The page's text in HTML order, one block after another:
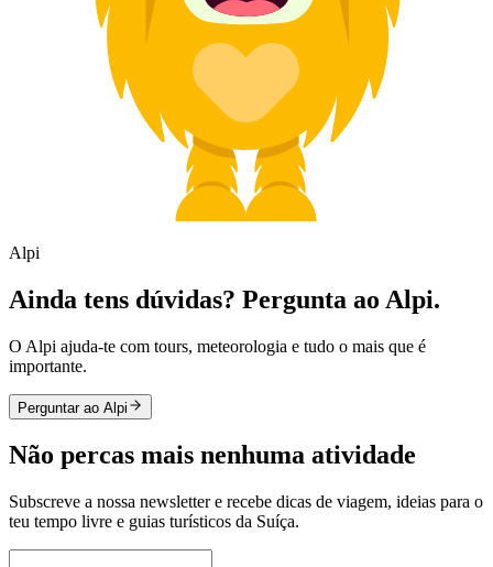
Alpi
Ainda tens dúvidas? Pergunta ao Alpi.
O Alpi ajuda-te com tours, meteorologia e tudo o mais que é
importante.
Perguntar ao Alpi
Não percas mais nenhuma atividade
Subscreve a nossa newsletter e recebe dicas de viagem, ideias para o
teu tempo livre e guias turísticos da Suíça.